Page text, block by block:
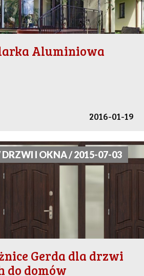
Aluminiowa
2016-01-19
I OKNA / 2015-07-03
Gerda dla drzwi
do domów